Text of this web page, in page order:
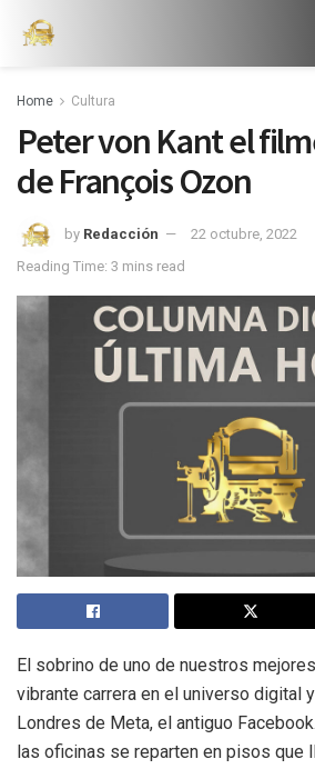
Home Cultura
Peter von Kant el
de François Ozon
by Redacción
22 octubre, 2022
Reading Time: 3 mins read
El sobrino de uno de nuestros
vibrante carrera en el universo digital
Londres de Meta, el antiguo
las oficinas se reparten en pisos que